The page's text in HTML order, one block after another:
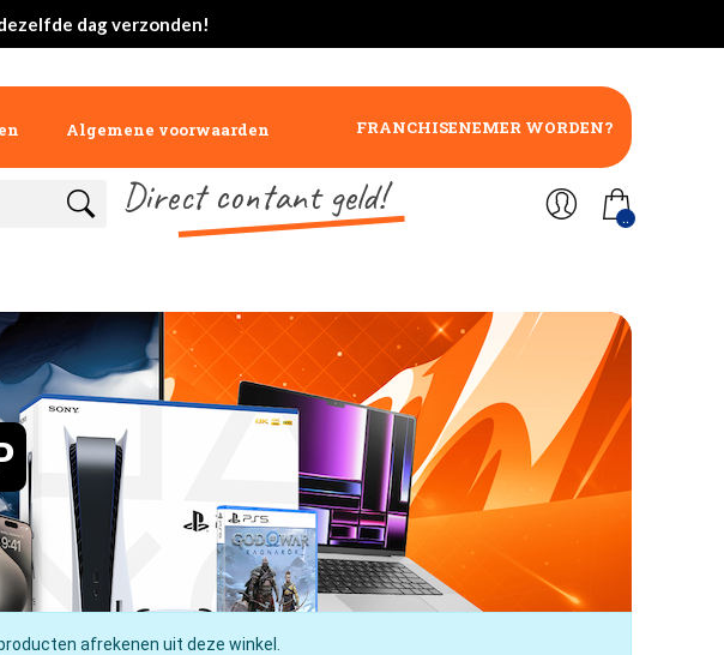
dag verzonden!
Algemene voorwaarden FRANCHISENEMER WORDEN?
Direct contant geld! ..
afrekenen uit deze winkel.